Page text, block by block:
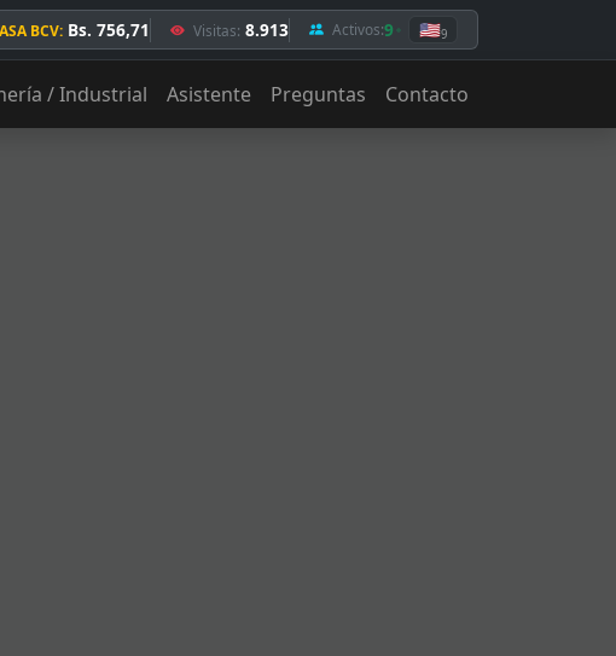
BCV: Bs. 756,71 Visitas: 8.913 Activos:9 🇺🇸9
/ Industrial Asistente Preguntas Contacto